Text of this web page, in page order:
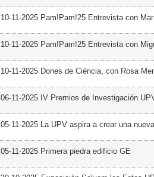
10-11-2025 Pam!Pam!25 Entrevista con
10-11-2025 Pam!Pam!25 Entrevista con
10-11-2025 Dones de Ciència, con Rosa
06-11-2025 IV Premios de Investigación
05-11-2025 La UPV aspira a crear una
05-11-2025 Primera piedra edificio GE